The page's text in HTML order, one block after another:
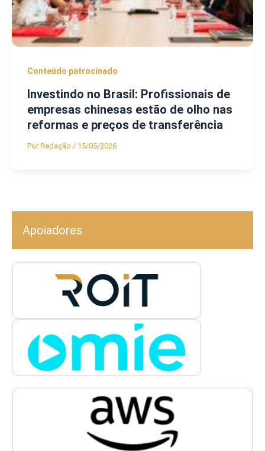
Conteúdo patrocinado
Investindo no Brasil: Profissionais de
empresas chinesas estão de olho nas
reformas e preços de transferência
PorRedação / 15/05/2026
Apoiadores